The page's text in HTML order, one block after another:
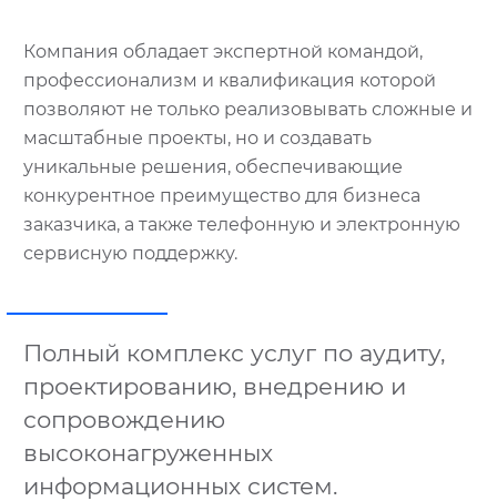
Компания обладает экспертной командой,
профессионализм и квалификация которой
позволяют не только реализовывать сложные и
масштабные проекты, но и создавать
уникальные решения, обеспечивающие
конкурентное преимущество для бизнеса
заказчика, а также телефонную и электронную
сервисную поддержку.
Полный комплекс услуг по аудиту,
проектированию, внедрению и
сопровождению
высоконагруженных
информационных систем.